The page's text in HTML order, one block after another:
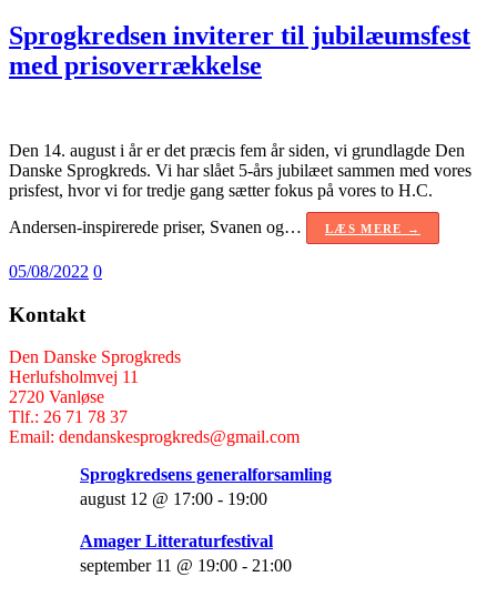
Sprogkredsen inviterer til jubilæumsfest
med prisoverrækkelse
Den 14. august i år er det præcis fem år siden, vi grundlagde Den
Danske Sprogkreds. Vi har slået 5-års jubilæet sammen med vores
prisfest, hvor vi for tredje gang sætter fokus på vores to H.C.
Andersen-inspirerede priser, Svanen og…
LÆS MERE →
05/08/2022 0
Kontakt
Den Danske Sprogkreds
Herlufsholmvej 11
2720 Vanløse
Tlf.: 26 71 78 37
Email: dendanskesprogkreds@gmail.com
Sprogkredsens generalforsamling
august 12 @ 17:00 - 19:00
Amager Litteraturfestival
september 11 @ 19:00 - 21:00